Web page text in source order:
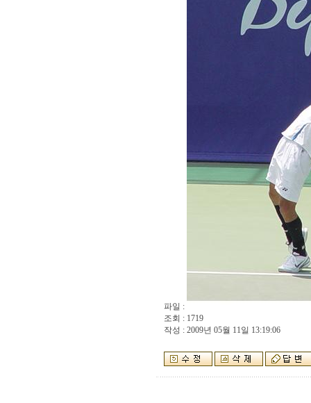
파일 :
조회 : 1719
작성 : 2009년 05월 11일 13:19:06